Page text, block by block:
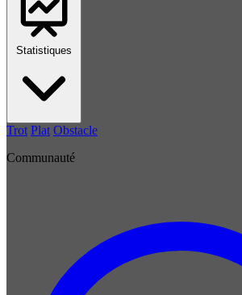
Statistiques
Trot Plat Obstacle
Communauté